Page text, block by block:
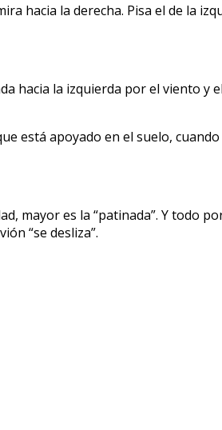
hacia la derecha. Pisa el de la
hacia la izquierda por el viento y
está apoyado en el suelo,
mayor es la “patinada”. Y todo
“se desliza”.